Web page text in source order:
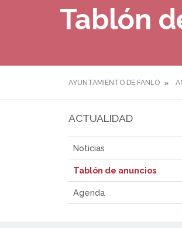
Tablón
AYUNTAMIENTO DE FANLO
ACTUALIDAD
Noticias
Tablón de anuncios
Agenda